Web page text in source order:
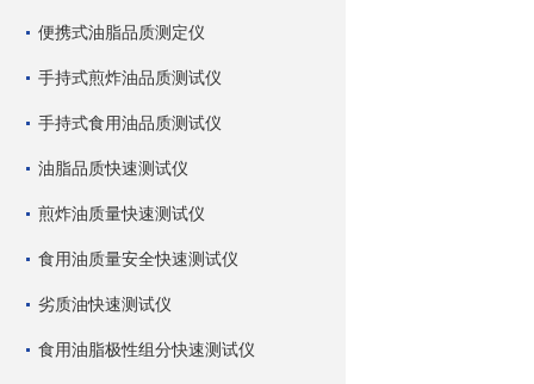
便携式油脂品质测定仪
手持式煎炸油品质测试仪
手持式食用油品质测试仪
油脂品质快速测试仪
煎炸油质量快速测试仪
食用油质量安全快速测试仪
劣质油快速测试仪
食用油脂极性组分快速测试仪